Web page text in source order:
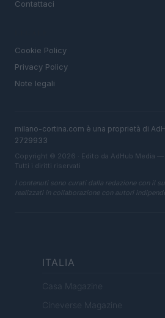
Contattaci
Cookie Policy
Privacy Policy
Note legali
milano-cortina.com è una proprietà di
2729933
Copyright © 2026 · Edito da AdHub Media —
Tutti i diritti riservati
I contenuti sono curati dalla redazione con il
realizzati in collaborazione con autori
ITALIA
Casa Magazine
Cineverse Magazine